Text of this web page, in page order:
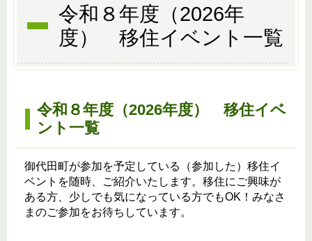
令和８年度（2026年
度） 移住イベント一覧
令和８年度（2026年度） 移住イベ
ント一覧
御代田町が参加を予定している（参加した）移住イ
ベントを随時、ご紹介いたします。移住にご興味が
ある方、少しでも気になっている方でもOK！みなさ
まのご参加をお待ちしています。